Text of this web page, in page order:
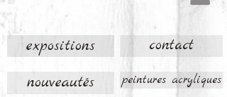
expositions contact
nouveautés peintures acryliques